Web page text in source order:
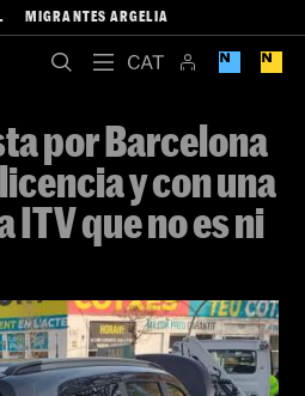
MIGRANTES ARGELIA
por Barcelona
y con una
ITV que no es ni